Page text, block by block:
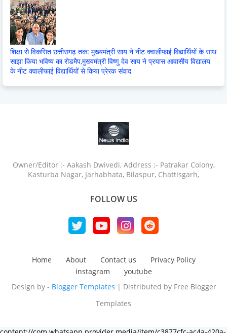
शिक्षा से विकसित छत्तीसगढ़ तक: मुख्यमंत्री साय ने नीट क्वालीफाई विद्यार्थियों के साथ
साझा किया भविष्य का रोडमैप,मुख्यमंत्री विष्णु देव साय ने प्रयास आवासीय विद्यालय
के नीट क्वालीफाई विद्यार्थियों से किया प्रेरक संवाद
Owner/Editor :- Aakash Dwivedi, Address :- Patrakar Colony,
Kasturba Nagar, Jarhabhata, Bilaspur, Chattisgarh,
FOLLOW US
Home About Contact us
Privacy Policy
instagram
youtube
Design by - Blogger Templates | Distributed by Free Blogger
Templates